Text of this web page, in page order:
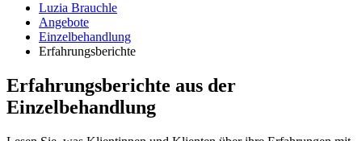
Luzia Brauchle
Angebote
Einzelbehandlung
Erfahrungsberichte
Erfahrungsberichte aus der
Einzelbehandlung